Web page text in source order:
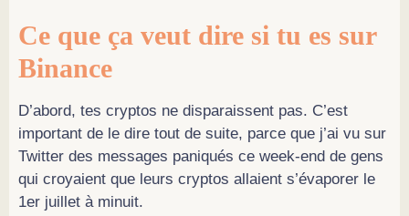
Ce que ça veut dire si tu es sur
Binance
D’abord, tes cryptos ne disparaissent pas. C’est
important de le dire tout de suite, parce que j’ai vu sur
Twitter des messages paniqués ce week-end de gens
qui croyaient que leurs cryptos allaient s’évaporer le
1er juillet à minuit.